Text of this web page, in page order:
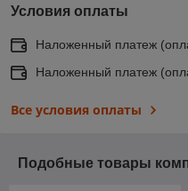
Условия оплаты
Наложенный платеж
Наложенный платеж
Все условия оплаты
Подобные товары